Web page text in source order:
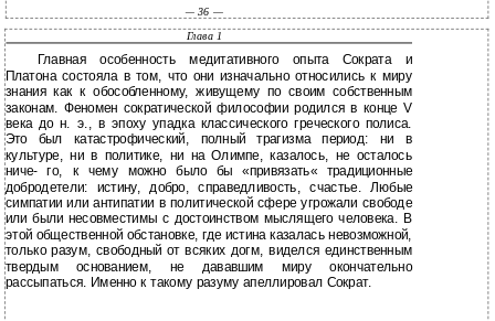
— 36 —
Глава 1
Главная особенность медитативного опыта Сократа и
Платона состояла в том, что они изначально относились к миру
знания как к обособленному, живущему по своим собственным
законам. Феномен сократической философии родился в конце V
века до н. э., в эпоху упадка классического греческого полиса.
Это был катастрофический, полный трагизма период: ни в
культуре, ни в политике, ни на Олимпе, казалось, не осталось
ниче- го, к чему можно было бы «привязать« традиционные
добродетели: истину, добро, справедливость, счастье. Любые
симпатии или антипатии в политической сфере угрожали свободе
или были несовместимы с достоинством мыслящего человека. В
этой общественной обстановке, где истина казалась невозможной,
только разум, свободный от всяких догм, виделся единственным
твердым основанием, не дававшим миру окончательно
рассыпаться. Именно к такому разуму апеллировал Сократ.